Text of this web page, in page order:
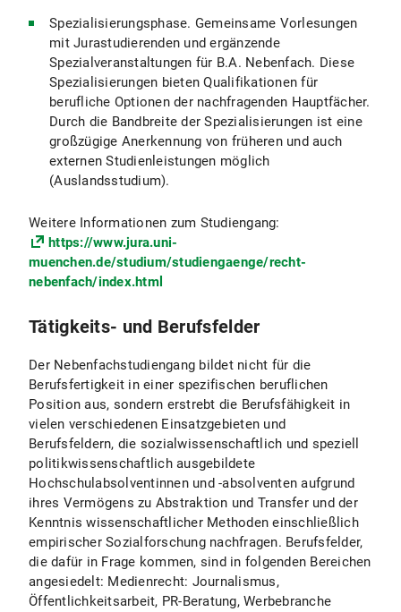
Spezialisierungsphase. Gemeinsame Vorlesungen
mit Jurastudierenden und ergänzende
Spezialveranstaltungen für B.A. Nebenfach. Diese
Spezialisierungen bieten Qualifikationen für
berufliche Optionen der nachfragenden Hauptfächer.
Durch die Bandbreite der Spezialisierungen ist eine
großzügige Anerkennung von früheren und auch
externen Studienleistungen möglich
(Auslandsstudium).
Weitere Informationen zum Studiengang:
https://www.jura.uni-
muenchen.de/studium/studiengaenge/recht-
nebenfach/index.html
Tätigkeits- und Berufsfelder
Der Nebenfachstudiengang bildet nicht für die
Berufsfertigkeit in einer spezifischen beruflichen
Position aus, sondern erstrebt die Berufsfähigkeit in
vielen verschiedenen Einsatzgebieten und
Berufsfeldern, die sozialwissenschaftlich und speziell
politikwissenschaftlich ausgebildete
Hochschulabsolventinnen und -absolventen aufgrund
ihres Vermögens zu Abstraktion und Transfer und der
Kenntnis wissenschaftlicher Methoden einschließlich
empirischer Sozialforschung nachfragen. Berufsfelder,
die dafür in Frage kommen, sind in folgenden Bereichen
angesiedelt: Medienrecht: Journalismus,
Öffentlichkeitsarbeit, PR-Beratung, Werbebranche